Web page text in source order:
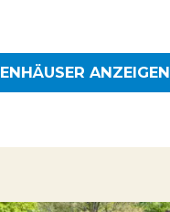
ANZEIGEN